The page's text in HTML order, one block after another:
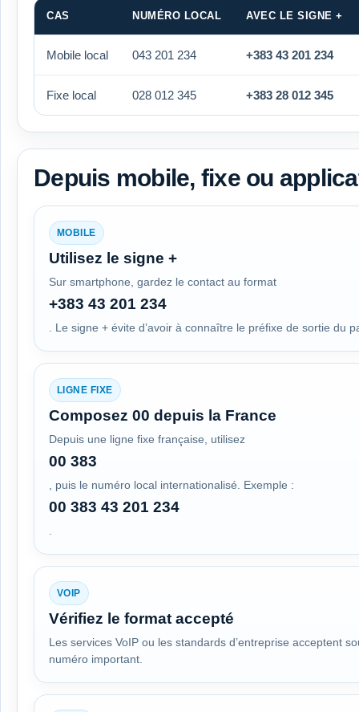
CAS NUMÉRO LOCAL AVEC LE SIGNE +
Mobile local 043 201 234 +383 43 201 234
Fixe local 028 012 345 +383 28 012 345
Depuis mobile, fixe ou
MOBILE
Utilisez le signe +
Sur smartphone, gardez le contact au format
+383 43 201 234
. Le signe + évite d’avoir à connaître le préfixe de sortie du
LIGNE FIXE
Composez 00 depuis la France
Depuis une ligne fixe française, utilisez
00 383
, puis le numéro local internationalisé. Exemple :
00 383 43 201 234
VOIP
Vérifiez le format accepté
Les services VoIP ou les standards d’entreprise acceptent
numéro important.